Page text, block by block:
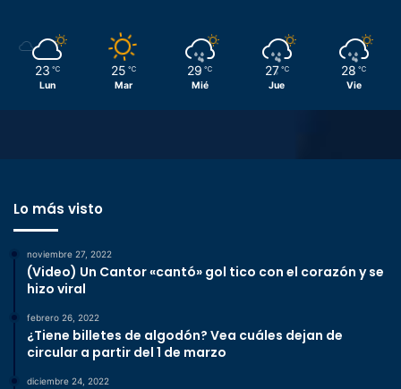
23 ℃
Lun
25 ℃
Mar
29 ℃
Mié
27 ℃
Jue
28 ℃
Vie
Lo más visto
noviembre 27, 2022
(Video) Un Cantor «cantó» gol tico con el corazón y se
hizo viral
febrero 26, 2022
¿Tiene billetes de algodón? Vea cuáles dejan de
circular a partir del 1 de marzo
diciembre 24, 2022